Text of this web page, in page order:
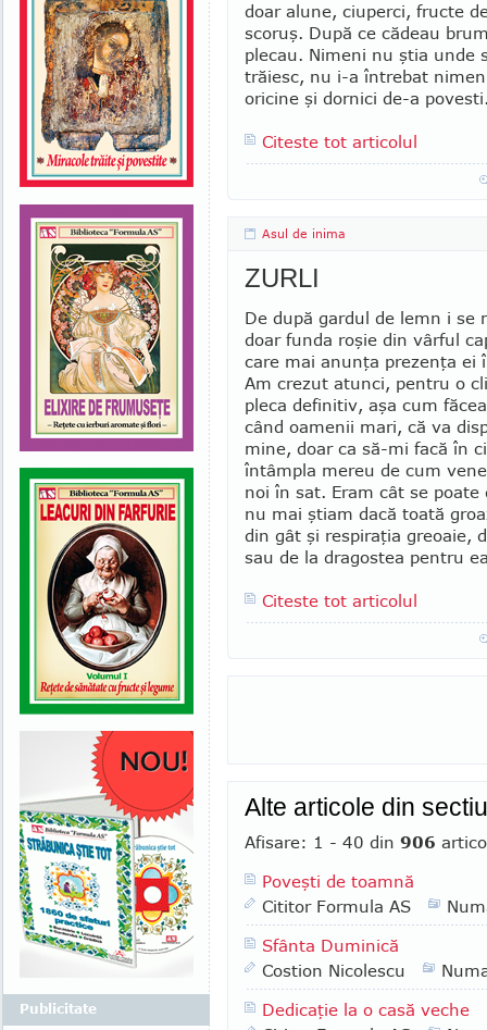
doar alune, ciu­perci, fructe
scoruş. După ce cădeau
plecau. Nimeni nu ştia unde
trăiesc, nu i-a întrebat
ori­cine şi dornici de-a
Citeste tot articolul
Asul de inima
ZURLI
De după gardul de lemn i se
doar funda roşie din vârful
care mai anunţa prezenţa ei
Am crezut atunci, pentru o
pleca defi­nitiv, aşa cum
când oamenii mari, că va
mine, doar ca să-mi facă în
întâmpla mereu de cum
noi în sat. Eram cât se poate
nu mai ştiam dacă toată
din gât şi respiraţia greoaie,
sau de la dragostea pentru
Citeste tot articolul
Alte articole din
Afisare: 1 - 40 din 906
Poveşti de toamnă
Cititor Formula AS
Sfânta Duminică
Costion Nicolescu
Dedicaţie la o casă veche
Publicitate